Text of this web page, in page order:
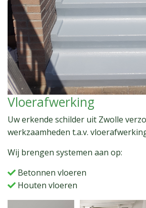
Vloerafwerking
Uw erkende schilder uit Zwolle
werkzaamheden t.a.v.
Wij brengen systemen aan op:
Betonnen vloeren
Houten vloeren